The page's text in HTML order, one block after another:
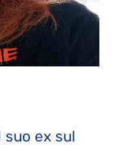
suo ex sul